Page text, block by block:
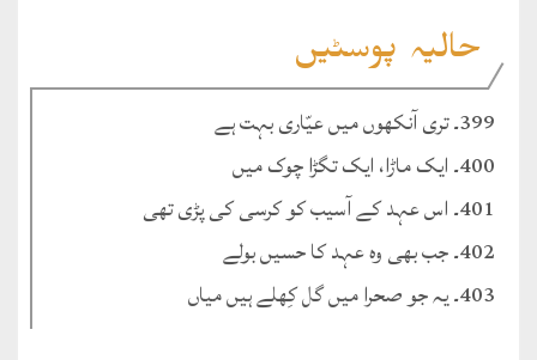
حالیہ پوسٹیں
399۔ تری آنکھوں میں عیّاری بہت ہے
400۔ ایک ماڑا، ایک تگڑا چوک میں
401۔ اس عہد کے آسیب کو کرسی کی پڑی تھی
402۔ جب بھی وہ عہد کا حسیں بولے
403۔ یہ جو صحرا میں گل کِھلے ہیں میاں